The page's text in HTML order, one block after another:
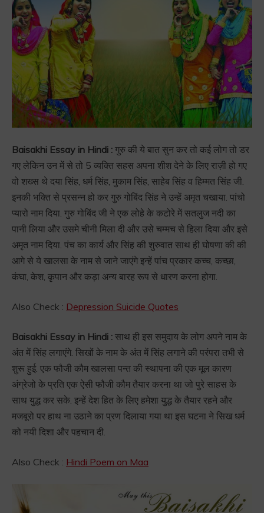
Baisakhi Essay in Hindi : गुरु की ये बात सुन कर तो कई लोग तो डर
गए लेकिन उन में से तो 5 व्यक्ति सहस अपना शीश देने के लिए राज़ी हो गए
वो शख्स थे दया सिंह, धर्म सिंह, मुकाम सिंह, साहेब सिंह व हिम्मत सिंह जी.
इनकी भक्ति से प्रसन्न हो कर गुरु गोबिंद सिंह ने उन्हें अमृत चखाया. पांचो
प्यारो नाम दिया. गुरु गोबिंद जी ने एक लोहे के कटोरे में सतलुज नदी का
पानी लिया और उसमे चीनी मिला दी और उसे चम्मच से हिला दिया और इसे
अमृत नाम दिया. पंच का कार्य और सिंह की शुरुवात साथ ही घोषणा की की
आगे से ये खालसा के नाम से जाने जाएंगे इन्हें पांच प्रकार कच्च, कच्छा,
कंघा, केश, कृपान और कड़ा अन्य बारह रूप से धारण करना होगा.
Also Check : Depression Suicide Quotes
Baisakhi Essay in Hindi : साथ ही इस समुदाय के लोग अपने नाम के
अंत में सिंह लगाएंगे. सिखों के नाम के अंत में सिंह लगाने की परंपरा तभी से
शुरू हुई. एक फौजी कौम खालसा पन्त की स्थापना की एक मूल कारण
अंग्रेजो के प्रति एक ऐसी फौजी कौम तैयार करना था जो पुरे साहस के
साथ युद्ध कर सके. इन्हें देश हित के लिए हमेशा युद्ध के तैयार रहने और
मजबूरो पर हाथ ना उठाने का प्रण दिलाया गया था इस घटना ने सिख धर्म
को नयी दिशा और पहचान दी.
Also Check : Hindi Poem on Maa